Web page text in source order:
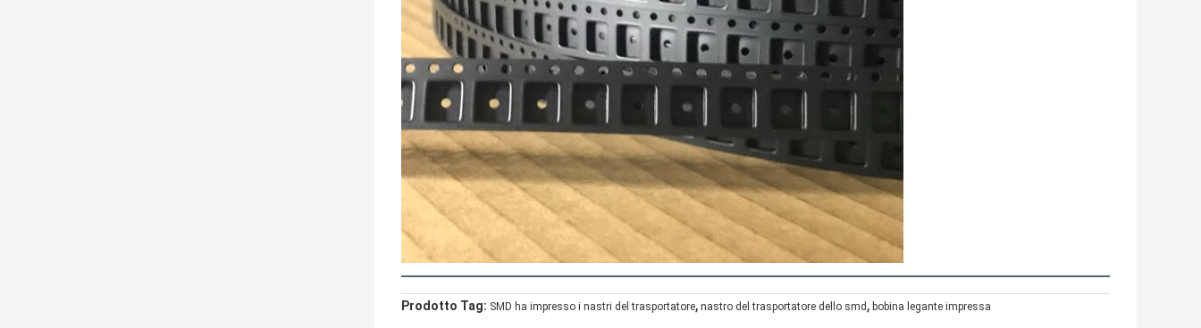
Prodotto Tag: SMD ha impresso i nastri del trasportatore, nastro del trasportatore dello smd , bobina legante impressa